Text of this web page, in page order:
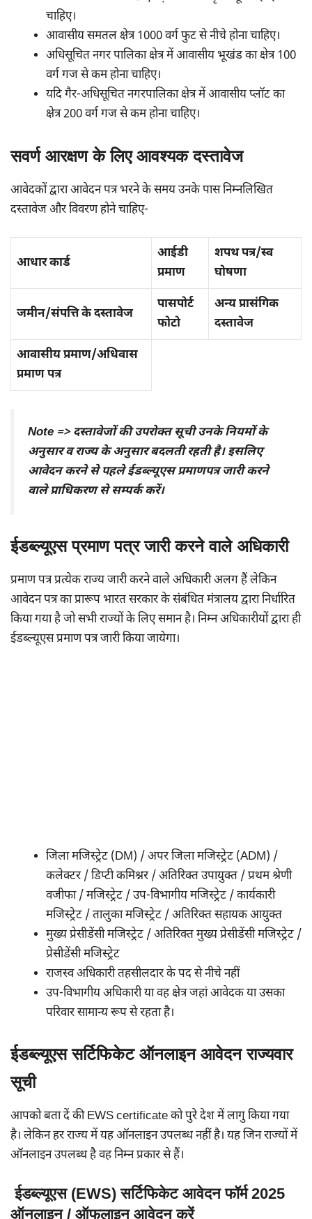
चाहिए।
आवासीय समतल क्षेत्र 1000 वर्ग फुट से नीचे होना चाहिए।
अधिसूचित नगर पालिका क्षेत्र में आवासीय भूखंड का क्षेत्र 100
वर्ग गज से कम होना चाहिए।
यदि गैर-अधिसूचित नगरपालिका क्षेत्र में आवासीय प्लॉट का
क्षेत्र 200 वर्ग गज से कम होना चाहिए।
सवर्ण आरक्षण के लिए आवश्यक दस्‍तावेज
आवेदकों द्वारा आवेदन पत्र भरने के समय उनके पास निम्नलिखित
दस्तावेज और विवरण होने चाहिए-
आधार कार्ड
आईडी
प्रमाण
शपथ पत्र/स्व
घोषणा
जमीन/संपत्ति के दस्तावेज
पासपोर्ट
फोटो
अन्य प्रासंगिक
दस्तावेज
आवासीय प्रमाण/अधिवास
प्रमाण पत्र
Note => दस्तावेजों की उपरोक्त सूची उनके नियमों के
अनुसार व राज्य के अनुसार बदलती रहती है। इसलिए
आवेदन करने से पहले ईडब्ल्यूएस प्रमाणपत्र जारी करने
वाले प्राधिकरण से सम्पर्क करें।
ईडब्ल्यूएस प्रमाण पत्र जारी करने वाले अधिकारी
प्रमाण पत्र प्रत्येक राज्य जारी करने वाले अधिकारी अलग हैं लेकिन
आवेदन पत्र का प्रारूप भारत सरकार के संबंधित मंत्रालय द्वारा निर्धारित
किया गया है जो सभी राज्यों के लिए समान है। निम्न अधिकारीयों द्वारा ही
ईडब्ल्यूएस प्रमाण पत्र जारी किया जायेगा।
जिला मजिस्ट्रेट (DM) / अपर जिला मजिस्ट्रेट (ADM) /
कलेक्टर / डिप्टी कमिश्नर / अतिरिक्त उपायुक्त / प्रथम श्रेणी
वजीफा / मजिस्ट्रेट / उप-विभागीय मजिस्ट्रेट / कार्यकारी
मजिस्ट्रेट / तालुका मजिस्ट्रेट / अतिरिक्त सहायक आयुक्त
मुख्य प्रेसीडेंसी मजिस्ट्रेट / अतिरिक्त मुख्य प्रेसीडेंसी मजिस्ट्रेट /
प्रेसीडेंसी मजिस्ट्रेट
राजस्व अधिकारी तहसीलदार के पद से नीचे नहीं
उप-विभागीय अधिकारी या वह क्षेत्र जहां आवेदक या उसका
परिवार सामान्य रूप से रहता है।
ईडब्ल्यूएस सर्टिफिकेट ऑनलाइन आवेदन राज्यवार
सूची
आपको बता दें की EWS certificate को पुरे देश में लागु किया गया
है। लेकिन हर राज्य में यह ऑनलाइन उपलब्ध नहीं है। यह जिन राज्यों में
ऑनलाइन उपलब्ध है वह निम्न प्रकार से हैं।
ईडब्ल्यूएस (EWS) सर्टिफिकेट आवेदन फॉर्म 2025
ऑनलाइन / ऑफलाइन आवेदन करें